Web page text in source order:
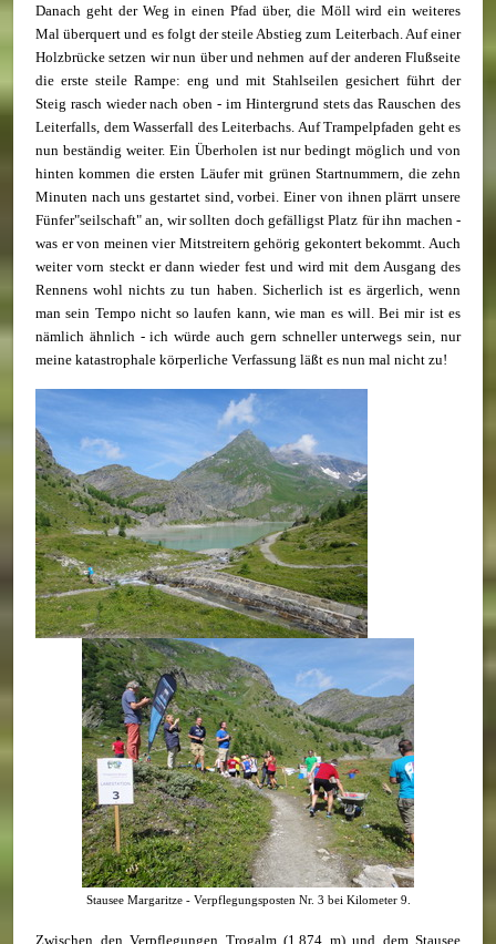
Danach geht der Weg in einen Pfad über, die Möll wird ein weiteres
Mal überquert und es folgt der steile Abstieg zum Leiterbach. Auf einer
Holzbrücke setzen wir nun über und nehmen auf der anderen Flußseite
die erste steile Rampe: eng und mit Stahlseilen gesichert führt der
Steig rasch wieder nach oben - im Hintergrund stets das Rauschen des
Leiterfalls, dem Wasserfall des Leiterbachs. Auf Trampelpfaden geht es
nun beständig weiter. Ein Überholen ist nur bedingt möglich und von
hinten kommen die ersten Läufer mit grünen Startnummern, die zehn
Minuten nach uns gestartet sind, vorbei. Einer von ihnen plärrt unsere
Fünfer"seilschaft" an, wir sollten doch gefälligst Platz für ihn machen -
was er von meinen vier Mitstreitern gehörig gekontert bekommt. Auch
weiter vorn steckt er dann wieder fest und wird mit dem Ausgang des
Rennens wohl nichts zu tun haben. Sicherlich ist es ärgerlich, wenn
man sein Tempo nicht so laufen kann, wie man es will. Bei mir ist es
nämlich ähnlich - ich würde auch gern schneller unterwegs sein, nur
meine katastrophale körperliche Verfassung läßt es nun mal nicht zu!
Stausee Margaritze - Verpflegungsposten Nr. 3 bei Kilometer 9.
Zwischen den Verpflegungen Trogalm (1.874 m) und dem Stausee